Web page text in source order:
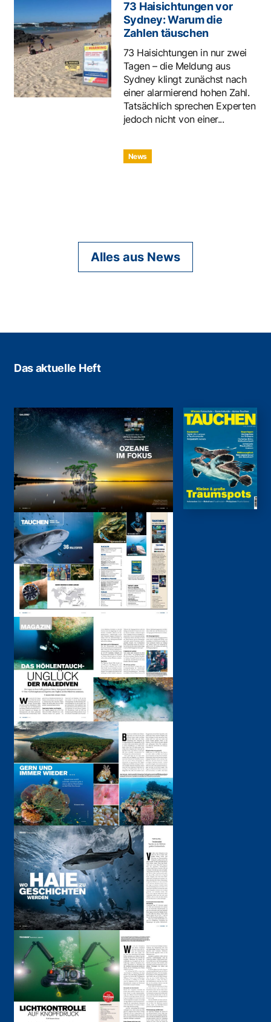
73 Haisichtungen vor
Sydney: Warum die
Zahlen täuschen
73 Haisichtungen in nur zwei
Tagen – die Meldung aus
Sydney klingt zunächst nach
einer alarmierend hohen Zahl.
Tatsächlich sprechen Experten
jedoch nicht von einer...
News
Alles aus News
Das aktuelle Heft